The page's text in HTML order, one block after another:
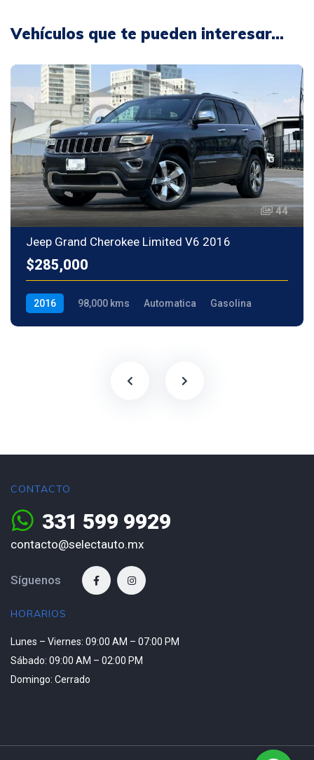
Vehículos que te pueden interesar...
44
Jeep Grand Cherokee Limited V6 2016
$285,000
2016 98,000 kms Automatica Gasolina
HORARIOS
Lunes – Viernes: 09:00 AM – 07:00 PM
Sábado: 09:00 AM – 02:00 PM
Domingo: Cerrado
CONTACTO
331 599 9929
contacto@selectauto.mx
Síguenos